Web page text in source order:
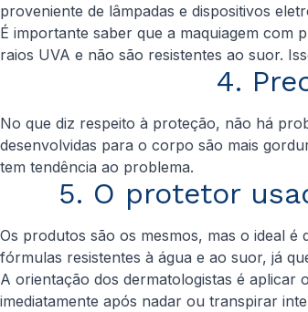
proveniente de lâmpadas e dispositivos
É importante saber que a maquiagem com
raios UVA e não são resistentes ao suor.
4.
No que diz respeito à proteção, não há
desenvolvidas para o corpo são mais
tem tendência ao problema.
5. O protetor
Os produtos são os mesmos, mas o ideal
fórmulas resistentes à água e ao suor, já
A orientação dos dermatologistas é aplicar
imediatamente após nadar ou transpirar